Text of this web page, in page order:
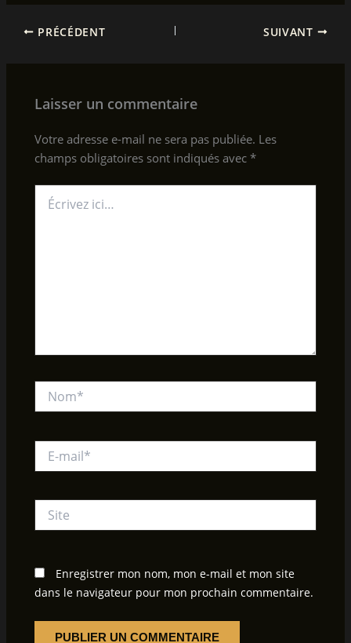
PRÉCÉDENT SUIVANT
Laisser un commentaire
Votre adresse e-mail ne sera pas publiée. Les
champs obligatoires sont indiqués avec *
ici…
mail*
Enregistrer mon nom, mon e-mail et mon site
dans le navigateur pour mon prochain commentaire.